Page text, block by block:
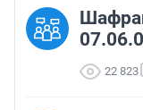
22 823